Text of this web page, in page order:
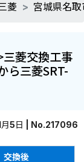
菱 宮城県名
菱交換工事
ら三菱SRT-
月5日 | No.217096
交換後